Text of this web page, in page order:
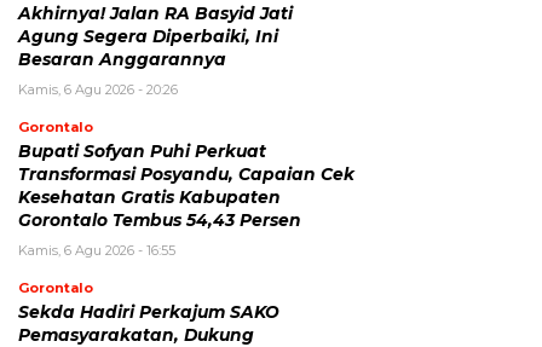
Akhirnya! Jalan RA Basyid Jati
Agung Segera Diperbaiki, Ini
Besaran Anggarannya
Kamis, 6 Agu 2026 - 20:26
Gorontalo
Bupati Sofyan Puhi Perkuat
Transformasi Posyandu, Capaian Cek
Kesehatan Gratis Kabupaten
Gorontalo Tembus 54,43 Persen
Kamis, 6 Agu 2026 - 16:55
Gorontalo
Sekda Hadiri Perkajum SAKO
Pemasyarakatan, Dukung